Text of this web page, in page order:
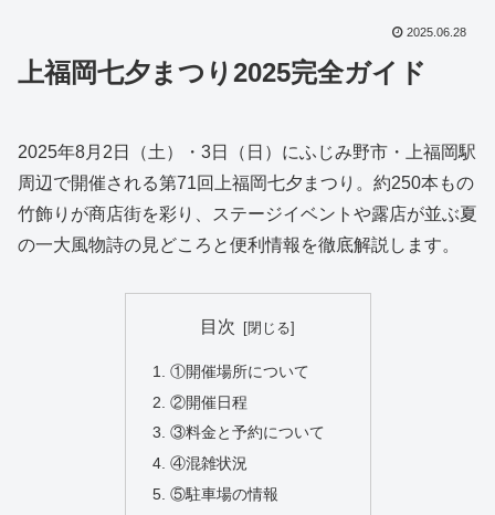
2025.06.28
上福岡七夕まつり2025完全ガイド
2025年8月2日（土）・3日（日）にふじみ野市・上福岡駅
周辺で開催される第71回上福岡七夕まつり。約250本もの
竹飾りが商店街を彩り、ステージイベントや露店が並ぶ夏
の一大風物詩の見どころと便利情報を徹底解説します。
目次
①開催場所について
②開催日程
③料金と予約について
④混雑状況
⑤駐車場の情報